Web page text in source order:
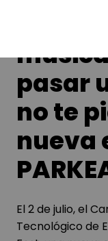
¡Si lo
pasar
no te
nueva
El 2 de julio, el
Tecnológico de